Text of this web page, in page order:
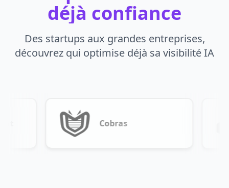
déjà confiance
Des startups aux grandes entreprises,
découvrez qui optimise déjà sa visibilité IA